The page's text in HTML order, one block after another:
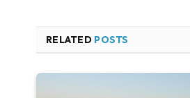
RELATED POSTS